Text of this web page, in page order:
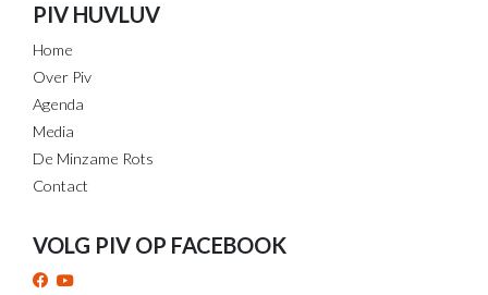
PIV HUVLUV
Home
Over Piv
Agenda
Media
De Minzame Rots
Contact
VOLG PIV OP FACEBOOK